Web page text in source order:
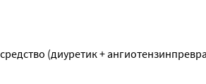
(диуретик +